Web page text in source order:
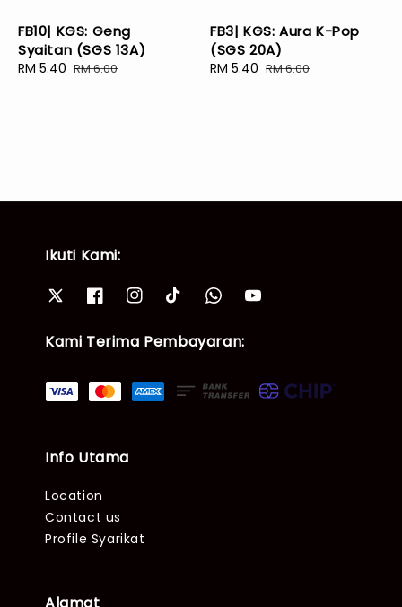
FB10| KGS: Geng
Syaitan (SGS 13A)
Sale
RM 5.40 Regular
RM 6.00
FB3| KGS: Aura K-Pop
(SGS 20A)
Sale
RM 5.40 Regular
RM 6.00
Ikuti Kami:
Kami Terima Pembayaran:
Info Utama
Location
Contact us
Profile Syarikat
Alamat